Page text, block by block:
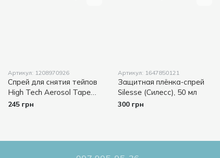
Артикул: 1208970926
Спрей для снятия тейпов
High Tech Aerosol Tape
Off, 200 мл
245 грн
Артикул: 1647850121
Защитная плёнка-спрей
Silesse (Силесс), 50 мл
300 грн